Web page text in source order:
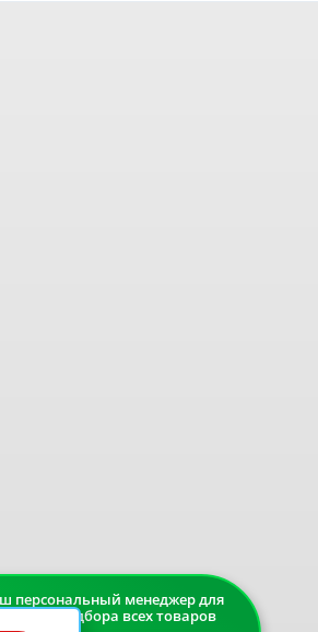
персональный менеджер для
подбора всех товаров